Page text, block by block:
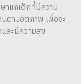
แก่เด็กที่มีความ
ตามอัตภาพ เพื่อจะ
ละมีความสุข